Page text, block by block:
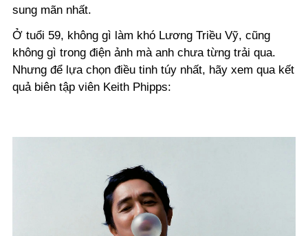
sung mãn nhất.
Ở tuổi 59, không gì làm khó Lương Triều Vỹ, cũng
không gì trong điện ảnh mà anh chưa từng trải qua.
Nhưng để lựa chọn điều tinh túy nhất, hãy xem qua kết
quả biên tập viên Keith Phipps: